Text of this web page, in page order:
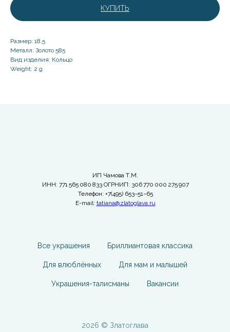
КУПИТЬ
Размер: 18,5
Металл: Золото 585
Вид изделия: Кольцо
Weight: 2 g
ИП Чамова Т.М.
ИНН: 771 565 080 833 ОГРНИП: 306 770 000 275 907
Телефон: +7(495) 653−51−65
E-mail: tatiana@zlatoglava.ru
Все украшения Бриллиантовая классика
Для влюблённых Для мам и малышей
Украшения-талисманы Вакансии
2026 © Златоглава